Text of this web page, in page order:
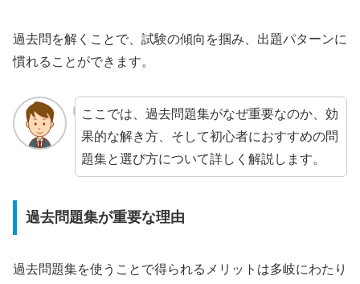
過去問を解くことで、試験の傾向を掴み、出題パターンに
慣れることができます。
ここでは、過去問題集がなぜ重要なのか、効
果的な解き方、そして初心者におすすめの問
題集と選び方について詳しく解説します。
過去問題集が重要な理由
過去問題集を使うことで得られるメリットは多岐にわたり